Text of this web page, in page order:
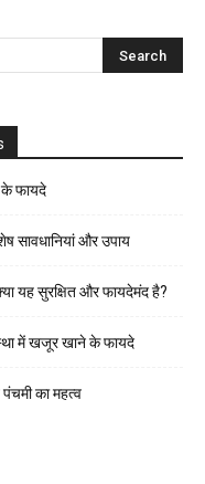
के फायदे
सावधानियां और उपाय
यह सुरक्षित और फायदेमंद है?
में खजूर खाने के फायदे
का महत्व